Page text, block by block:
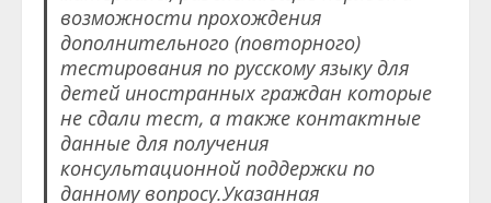
возможности прохождения
дополнительного (повторного)
тестирования по русскому языку для
детей иностранных граждан которые
не сдали тест, а также контактные
данные для получения
консультационной поддержки по
данному вопросу.Указанная